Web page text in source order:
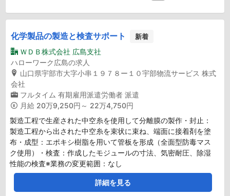
化学製品の製造と検査サポート 新着
ＷＤＢ株式会社 広島支社
ハローワーク広島の求人
山口県宇部市大字小串１９７８ー１０宇部物流サービス 株式
会社
フルタイム 有期雇用派遣労働者 派遣
月給 20万9,250円～ 22万4,750円
製造工程で生産された中空糸を使用して分離膜の製作・封止：
製造工程から出された中空糸を束状に束ね、端面に接着剤を塗
布・成型：エポキシ樹脂を用いて管板を形成（全面型防毒マス
ク使用）・検査：作成したモジュールの寸法、気密耐圧、除湿
性能の検査※業務の変更範囲：なし
詳細を見る